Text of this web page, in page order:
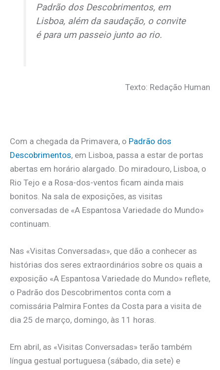
Padrão dos Descobrimentos, em
Lisboa, além da saudação, o convite
é para um passeio junto ao rio.
Texto: Redação Human
Com a chegada da Primavera, o Padrão dos
Descobrimentos, em Lisboa, passa a estar de portas
abertas em horário alargado. Do miradouro, Lisboa, o
Rio Tejo e a Rosa-dos-ventos ficam ainda mais
bonitos. Na sala de exposições, as visitas
conversadas de «A Espantosa Variedade do Mundo»
continuam.
Nas «Visitas Conversadas», que dão a conhecer as
histórias dos seres extraordinários sobre os quais a
exposição «A Espantosa Variedade do Mundo» reflete,
o Padrão dos Descobrimentos conta com a
comissária Palmira Fontes da Costa para a visita de
dia 25 de março, domingo, às 11 horas.
Em abril, as «Visitas Conversadas» terão também
língua gestual portuguesa (sábado, dia sete) e